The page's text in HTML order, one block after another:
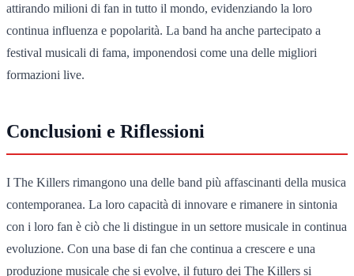
attirando milioni di fan in tutto il mondo, evidenziando la loro
continua influenza e popolarità. La band ha anche partecipato a
festival musicali di fama, imponendosi come una delle migliori
formazioni live.
Conclusioni e Riflessioni
I The Killers rimangono una delle band più affascinanti della musica
contemporanea. La loro capacità di innovare e rimanere in sintonia
con i loro fan è ciò che li distingue in un settore musicale in continua
evoluzione. Con una base di fan che continua a crescere e una
produzione musicale che si evolve, il futuro dei The Killers si